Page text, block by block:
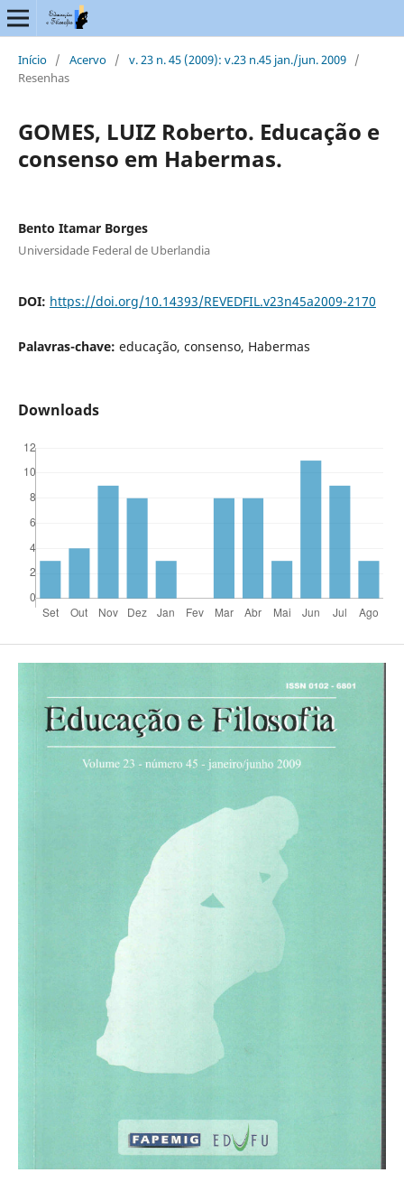
Início / Acervo / v. 23 n. 45 (2009): v.23 n.45 jan./jun. 2009 /
Resenhas
GOMES, LUIZ Roberto. Educação e
consenso em Habermas.
Bento Itamar Borges
Universidade Federal de Uberlandia
DOI: https://doi.org/10.14393/REVEDFIL.v23n45a2009-2170
Palavras-chave: educação, consenso, Habermas
Downloads